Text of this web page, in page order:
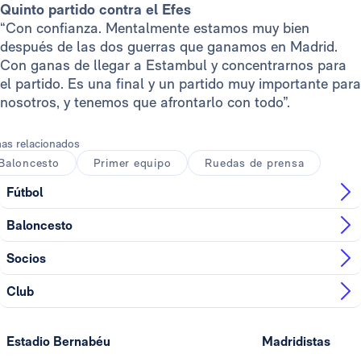
Quinto partido contra el Efes
“Con confianza. Mentalmente estamos muy bien
después de las dos guerras que ganamos en Madrid.
Con ganas de llegar a Estambul y concentrarnos para
el partido. Es una final y un partido muy importante para
nosotros, y tenemos que afrontarlo con todo”.
relacionados
Primer equipo Ruedas de prensa
Fútbol
Baloncesto
Socios
Club
Estadio Bernabéu Madridistas